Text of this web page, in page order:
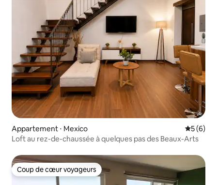
Appartement ⋅ Mexico
5 (6)
Loft au rez-de-chaussée à quelques pas des Beaux-Arts
Coup de cœur voyageurs
Coup de cœur voyageurs